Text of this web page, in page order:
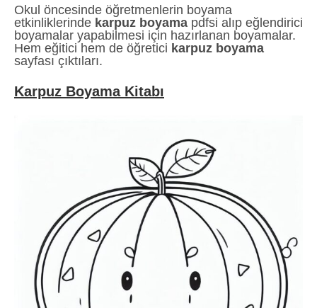
Okul öncesinde öğretmenlerin boyama
etkinliklerinde karpuz boyama pdfsi alıp eğlendirici
boyamalar yapabilmesi için hazırlanan boyamalar.
Hem eğitici hem de öğretici karpuz boyama
sayfası çıktıları.
Karpuz Boyama Kitabı